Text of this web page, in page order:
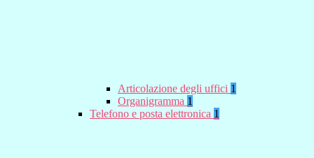
Articolazione degli uffici 1
Organigramma 1
Telefono e posta elettronica 1